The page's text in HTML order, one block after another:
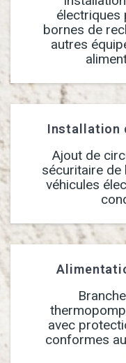
électriques
bornes de
autres
Installation
Ajout de
sécuritaire de
véhicules
avec
conformes